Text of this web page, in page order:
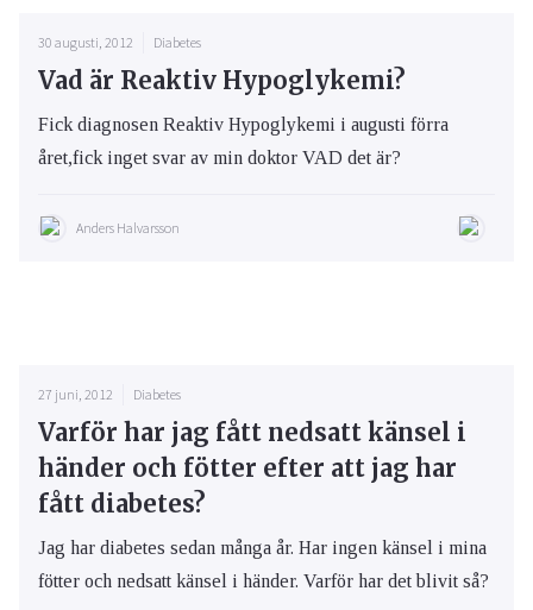
30 augusti, 2012 Diabetes
Vad är Reaktiv Hypoglykemi?
Fick diagnosen Reaktiv Hypoglykemi i augusti förra
året,fick inget svar av min doktor VAD det är?
Anders Halvarsson
27 juni, 2012 Diabetes
Varför har jag fått nedsatt känsel i
händer och fötter efter att jag har
fått diabetes?
Jag har diabetes sedan många år. Har ingen känsel i mina
fötter och nedsatt känsel i händer. Varför har det blivit så?